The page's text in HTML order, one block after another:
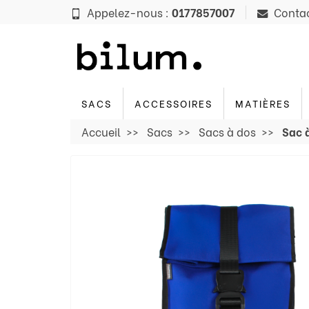
Panneau de gestion des cookies
Appelez-nous : 0177857007
SACS ACCESSOIRES MATIÈRES
Accueil Sacs Sacs à dos Sac